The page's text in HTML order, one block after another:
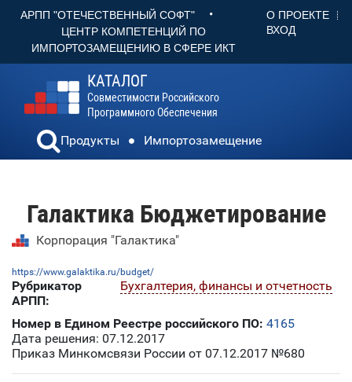
АРПП "ОТЕЧЕСТВЕННЫЙ СОФТ" •
ЦЕНТР КОМПЕТЕНЦИЙ ПО
ИМПОРТОЗАМЕЩЕНИЮ В СФЕРЕ ИКТ
О ПРОЕКТЕ
ВХОД
КАТАЛОГ
Совместимости Российского
Программного Обеспечения
Продукты Импортозамещение
Галактика Бюджетирование
Корпорация "Галактика"
https://www.galaktika.ru/budget/
Рубрикатор
АРПП:
Бухгалтерия, финансы и отчетность
Номер в Едином Реестре российского ПО: 4165
Дата решения: 07.12.2017
Приказ Минкомсвязи России от 07.12.2017 №680